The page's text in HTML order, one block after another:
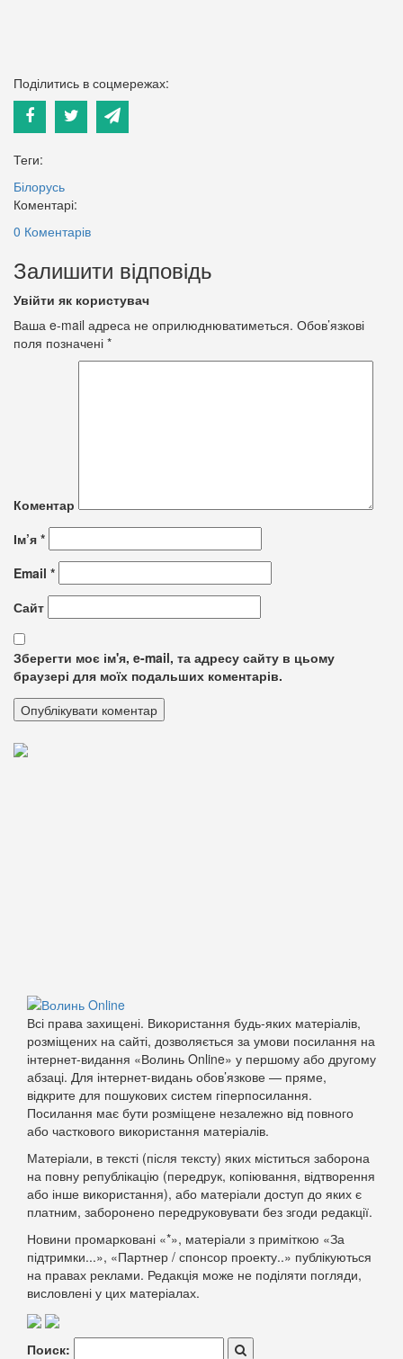
Поділитись в соцмережах:
Теги:
Білорусь
Коментарі:
0 Коментарів
Залишити відповідь
Увійти як користувач
Ваша e-mail адреса не оприлюднюватиметься. Обов’язкові
поля позначені *
Коментар
Ім’я *
Email *
Сайт
Зберегти моє ім'я, e-mail, та адресу сайту в цьому
браузері для моїх подальших коментарів.
Всі права захищені. Використання будь-яких матеріалів,
розміщених на сайті, дозволяється за умови посилання на
інтернет-видання «Волинь Online» у першому або другому
абзаці. Для інтернет-видань обов’язкове — пряме,
відкрите для пошукових систем гіперпосилання.
Посилання має бути розміщене незалежно від повного
або часткового використання матеріалів.
Матеріали, в тексті (після тексту) яких міститься заборона
на повну републікацію (передрук, копіювання, відтворення
або інше використання), або матеріали доступ до яких є
платним, заборонено передруковувати без згоди редакції.
Новини промарковані «*», матеріали з приміткою «За
підтримки...», «Партнер / спонсор проекту..» публікуються
на правах реклами. Редакція може не поділяти погляди,
висловлені у цих матеріалах.
Поиск: